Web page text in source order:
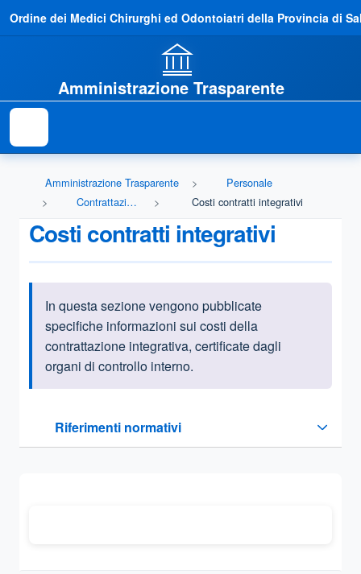
Ordine dei Medici Chirurghi ed Odontoiatri della Provincia di
Amministrazione Trasparente
Amministrazione Trasparente
Personale
Contrattazione integrativa
Costi contratti integrativi
Costi contratti integrativi
Informazioni introduttive
In questa sezione vengono pubblicate
specifiche informazioni sui costi della
contrattazione integrativa, certificate dagli
organi di controllo interno.
Riferimenti normativi
Sezione compressa